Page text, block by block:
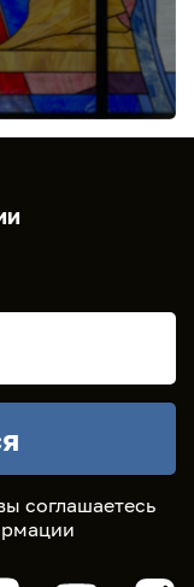
соглашаетесь